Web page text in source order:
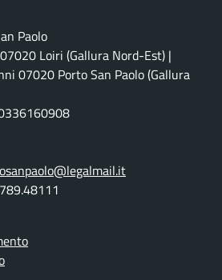
Paolo
Loiri (Gallura Nord-Est) |
07020 Porto San Paolo (Gallura